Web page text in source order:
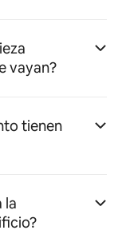
vayan?
tienen
la